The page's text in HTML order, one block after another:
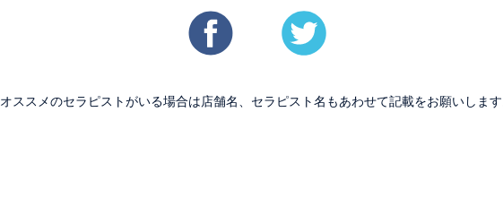
オススメのセラピストがいる場合は店舗名、セラピスト名もあわせて記載をお願いします